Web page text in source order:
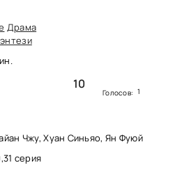
Драма
10
Голосов: 1
Чжу, Хуан Синьяо, Ян Фуюй
серия